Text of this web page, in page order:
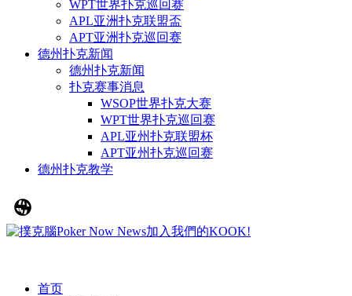
WPT世界扑克巡回赛
APL亚洲扑克联盟盃
APT亚洲扑克巡回赛
德州扑克新闻
德州扑克新闻
扑克赛事消息
WSOP世界扑克大赛
WPT世界扑克巡回赛
APL亚州扑克联盟杯
APT亚州扑克巡回赛
德州扑克教学
首页